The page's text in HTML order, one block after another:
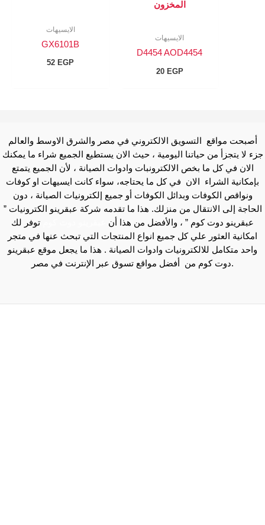
المخزون
الايسيهات
D4454 AOD4454
20 EGP
الايسيهات
GX6101B
52 EGP
أصبحت مواقع التسويق الالكتروني في مصر والشرق الاوسط والعالم
جزء لا يتجزأ من حياتنا اليومية ، حيث الان يستطيع الجميع شراء ما يمكنك
الان في كل ما بخص الالكترونبات وادوات الصيانة ، لأن الجميع يتمتع
بإمكانية الشراء الان في كل ما يحتاجه، سواء كانت ايسيهات او كوفات
ونواقص الكوفات وبدائل الكوفات أو جميع إلكترونيات الصيانة ، دون
الحاجة إلى الانتقال من منزلك. هذا ما تقدمه شركة عبقرينو الكترونيات ”
عبقرينو دوت كوم ” ، والأفضل من هذا أن
توفر لك
امكانية العثور علي كل جميع انواع المنتجات التي تبحث عنها في متجر
واحد متكامل للالكترونيات وادوات الصيانة . هذا ما يجعل موقع عبقرينو
دوت كوم من أفضل مواقع تسوق عبر الإنترنت في مصر.